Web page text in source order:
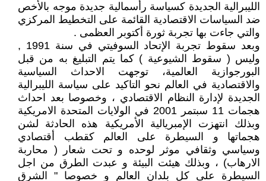
الليبرالية الجديدة كسياسة رأسمالية جديدة موجه بالأخص
ضد السياسات الاقتصادية القائمة على التخطيط المركزي
والتي جاءت بها تجربة ثورة أكتوبر العظمى .
وبعد سقوط تجربة الإتحاد السوفيتي في سنة 1991 ,
وليس ( سقوط الشيوعية ) كما يتم التبليغ به من قبل
البورجوازية العالمية، توجهت الاحداث السياسية
والاقتصادية في العالم نحو التاكيد على سياسة الليبرالية
الجديدة لإدارة النظام الاقتصادي ، وخصوصا بعد احداث
هجمات 11 سبتمر 2001 في الولايات المتحدة الامريكية
وبذلك انتهزت الإمبريالية الأمريكية هذه الحادثة لشن
هجماتها و السيطرة على العالم كقطب أقتصادي
وسياسي وثقافي موثر لوحده و تحت شعار ( محاربة
الارهاب) ، وبذلك هيئت البيئة و عبدت الطرق من اجل
السيطرة على كل بلدان العالم و خصوصا " الشرق